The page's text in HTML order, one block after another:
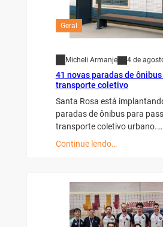
Geral
Micheli Armanje 4 de
41 novas paradas de
transporte coletivo
Santa Rosa está
paradas de ônibus para
transporte coletivo urbano.…
Continue lendo…